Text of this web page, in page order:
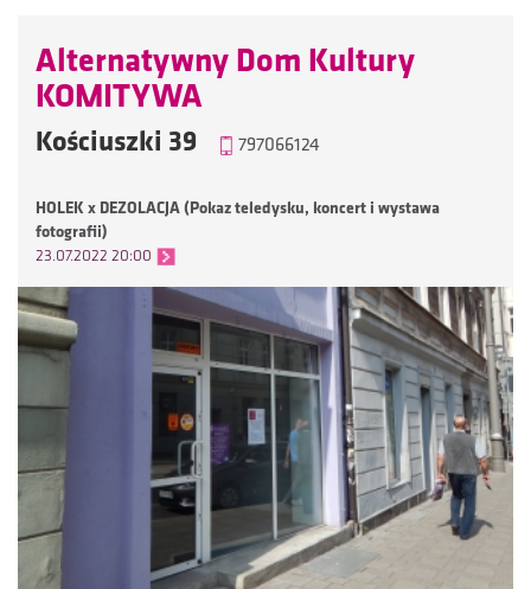
Alternatywny Dom Kultury
KOMITYWA
Kościuszki 39 797066124
HOLEK x DEZOLACJA (Pokaz teledysku, koncert i wystawa
fotografii)
23.07.2022 20:00